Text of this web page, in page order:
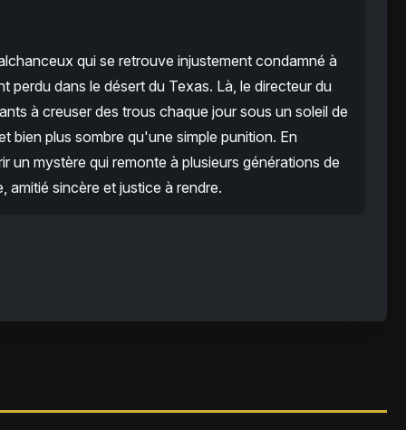
qui se retrouve injustement condamné à
perdu dans le désert du Texas. Là, le directeur du
à creuser des trous chaque jour sous un soleil de
plus sombre qu'une simple punition. En
un mystère qui remonte à plusieurs générations de
amitié sincère et justice à rendre.